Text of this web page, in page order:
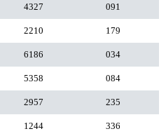
4327 091
2210 179
6186 034
5358 084
2957 235
1244 336